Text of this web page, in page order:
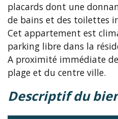
placards dont une
de bains et des toilettes
Cet appartement est
parking libre dans la
A proximité immédiate
plage et du centre ville.
descriptif du